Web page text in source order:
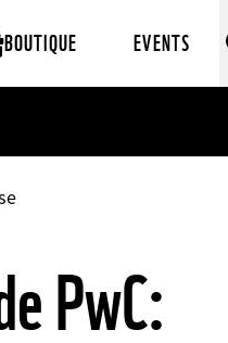
BOUTIQUE EVENTS
PwC: